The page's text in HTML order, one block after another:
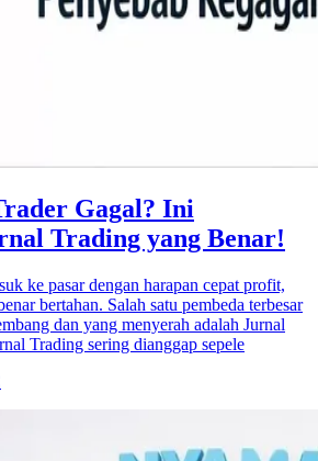
Gagal? Ini
Trading yang Benar!
ke pasar dengan harapan cepat profit,
bertahan. Salah satu pembeda terbesar
dan yang menyerah adalah Jurnal
Trading sering dianggap sepele